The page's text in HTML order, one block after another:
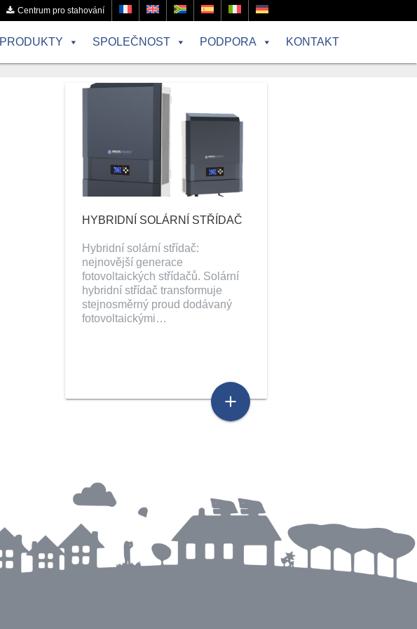
Centrum pro stahování
PRODUKTY SPOLEČNOST PODPORA KONTAKT
HYBRIDNÍ SOLÁRNÍ STŘÍDAČ
Hybridní solární střídač:
nejnovější generace
fotovoltaických střídačů. Solární
hybridní střídač transformuje
stejnosměrný proud dodávaný
fotovoltaickými…
add